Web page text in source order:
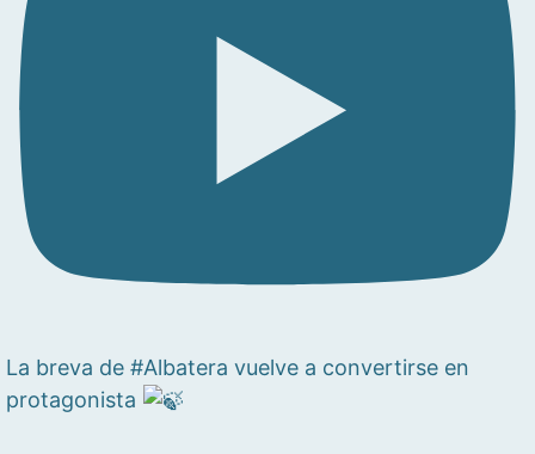
La breva de #Albatera vuelve a convertirse en
protagonista